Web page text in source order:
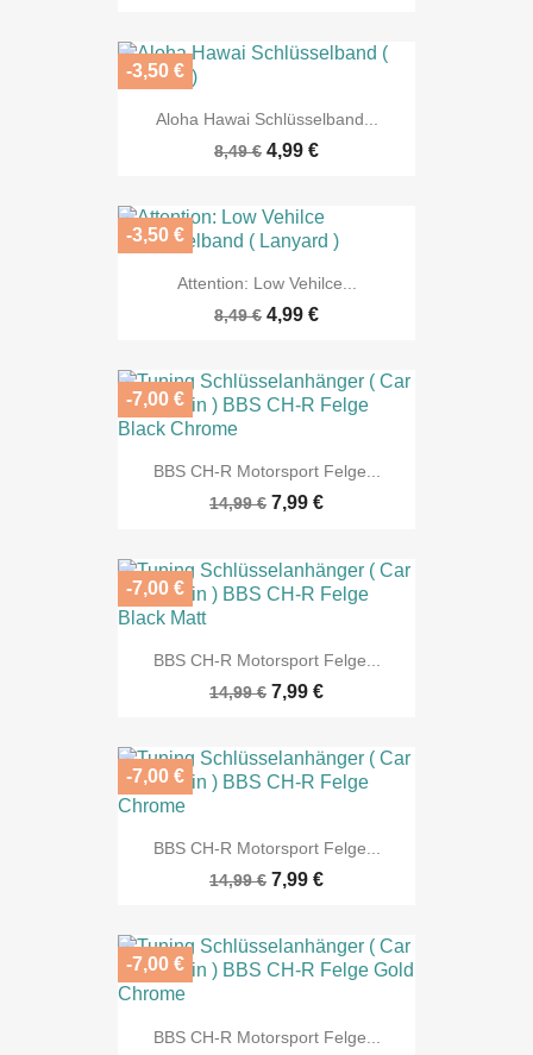
Aloha Hawai Schlüsselband...
8,49 € 4,99 €
-3,50 €
Attention: Low Vehilce...
8,49 € 4,99 €
-3,50 €
BBS CH-R Motorsport Felge...
14,99 € 7,99 €
-7,00 €
BBS CH-R Motorsport Felge...
14,99 € 7,99 €
-7,00 €
BBS CH-R Motorsport Felge...
14,99 € 7,99 €
-7,00 €
BBS CH-R Motorsport Felge...
-7,00 €